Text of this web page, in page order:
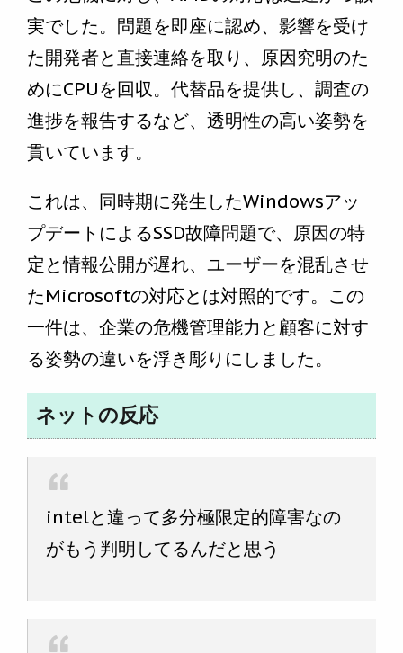
実でした。問題を即座に認め、影響を受け
た開発者と直接連絡を取り、原因究明のた
めにCPUを回収。代替品を提供し、調査の
進捗を報告するなど、透明性の高い姿勢を
貫いています。
これは、同時期に発生したWindowsアッ
プデートによるSSD故障問題で、原因の特
定と情報公開が遅れ、ユーザーを混乱させ
たMicrosoftの対応とは対照的です。この
一件は、企業の危機管理能力と顧客に対す
る姿勢の違いを浮き彫りにしました。
ネットの反応
intelと違って多分極限定的障害なの
がもう判明してるんだと思う